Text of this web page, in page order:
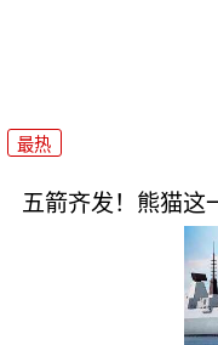
最热
五箭齐发！熊猫这